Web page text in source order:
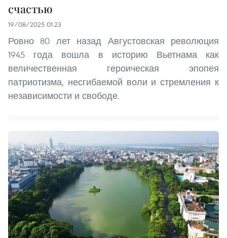
счастью
19/08/2025 01:23
Ровно 80 лет назад Августовская революция
1945 года вошла в историю Вьетнама как
величественная героическая эпопея
патриотизма, несгибаемой воли и стремления к
независимости и свободе.